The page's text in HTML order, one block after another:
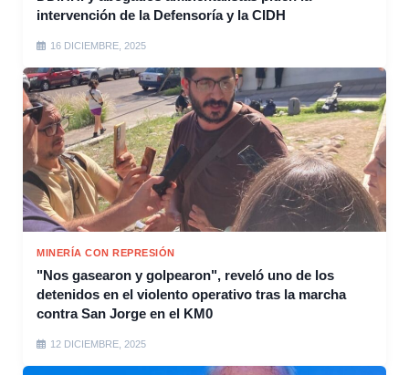
intervención de la Defensoría y la CIDH
16 DICIEMBRE, 2025
MINERÍA CON REPRESIÓN
"Nos gasearon y golpearon", reveló uno de los
detenidos en el violento operativo tras la marcha
contra San Jorge en el KM0
12 DICIEMBRE, 2025